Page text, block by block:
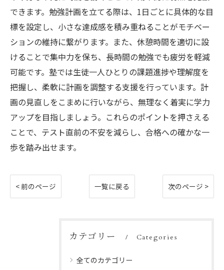
できます。勉強計画を立てる際は、1日ごとに具体的な目
標を設定し、小さな達成感を積み重ねることがモチベー
ションの維持に繋がります。また、休憩時間を適切に設
けることで集中力を保ち、長時間の勉強でも疲労を軽減
可能です。塾では生徒一人ひとりの課題進捗や理解度を
把握し、柔軟に計画を調整する支援を行っています。計
画の見直しをこまめに行いながら、無理なく着実に学力
アップを目指しましょう。これらのポイントを押さえる
ことで、テスト直前の不安を減らし、合格への確かな一
歩を踏み出せます。
< 前のページ 一覧に戻る 次のページ >
カテゴリー Categories
全てのカテゴリー